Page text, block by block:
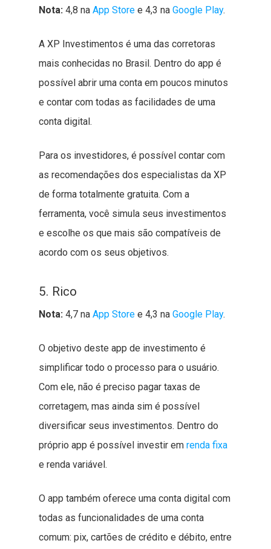
Nota: 4,8 na App Store e 4,3 na Google Play.
A XP Investimentos é uma das corretoras
mais conhecidas no Brasil. Dentro do app é
possível abrir uma conta em poucos minutos
e contar com todas as facilidades de uma
conta digital.
Para os investidores, é possível contar com
as recomendações dos especialistas da XP
de forma totalmente gratuita. Com a
ferramenta, você simula seus investimentos
e escolhe os que mais são compatíveis de
acordo com os seus objetivos.
5. Rico
Nota: 4,7 na App Store e 4,3 na Google Play.
O objetivo deste app de investimento é
simplificar todo o processo para o usuário.
Com ele, não é preciso pagar taxas de
corretagem, mas ainda sim é possível
diversificar seus investimentos. Dentro do
próprio app é possível investir em renda fixa
e renda variável.
O app também oferece uma conta digital com
todas as funcionalidades de uma conta
comum: pix, cartões de crédito e débito, entre